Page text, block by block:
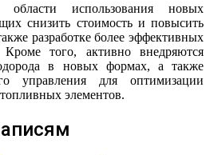
использования новых
снизить стоимость и повысить
разработке более эффективных
того, активно внедряются
в новых формах, а также
управления для оптимизации
элементов.